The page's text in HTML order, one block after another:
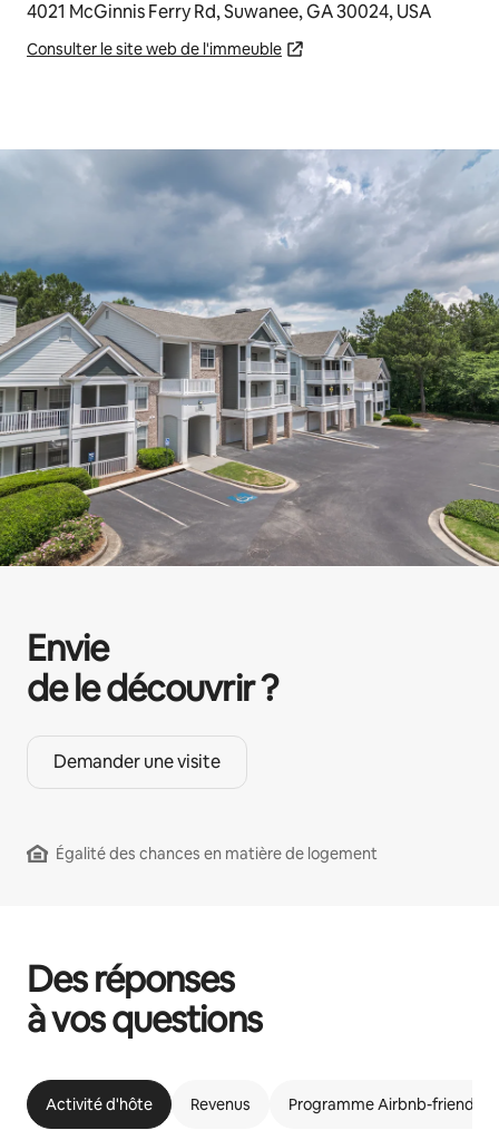
4021 McGinnis Ferry Rd, Suwanee, GA 30024, USA
Consulter le site web de l'immeuble
Envie
de le découvrir ?
Demander une visite
Égalité des chances en matière de logement
Des réponses
à vos questions
Activité d'hôte Revenus Programme Airbnb-friendly